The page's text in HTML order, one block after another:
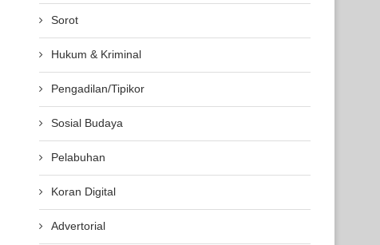
Sorot
Hukum & Kriminal
Pengadilan/Tipikor
Sosial Budaya
Pelabuhan
Koran Digital
Advertorial